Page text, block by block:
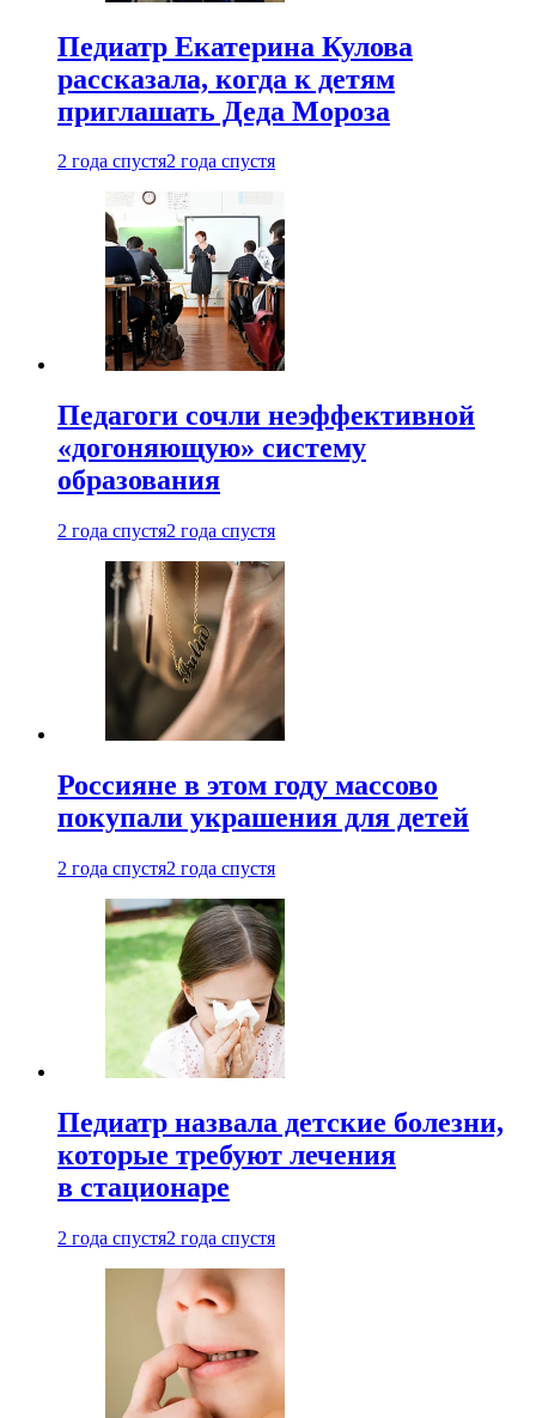
Педиатр Екатерина Кулова
рассказала, когда к детям
приглашать Деда Мороза
2 года спустя2 года спустя
Педагоги сочли неэффективной
«догоняющую» систему
образования
2 года спустя2 года спустя
Россияне в этом году массово
покупали украшения для детей
2 года спустя2 года спустя
Педиатр назвала детские болезни,
которые требуют лечения
в стационаре
2 года спустя2 года спустя